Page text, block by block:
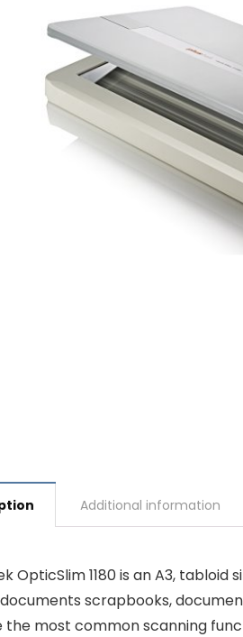
Additional information
OpticSlim 1180 is an A3,
scrapbooks,
most common scanning